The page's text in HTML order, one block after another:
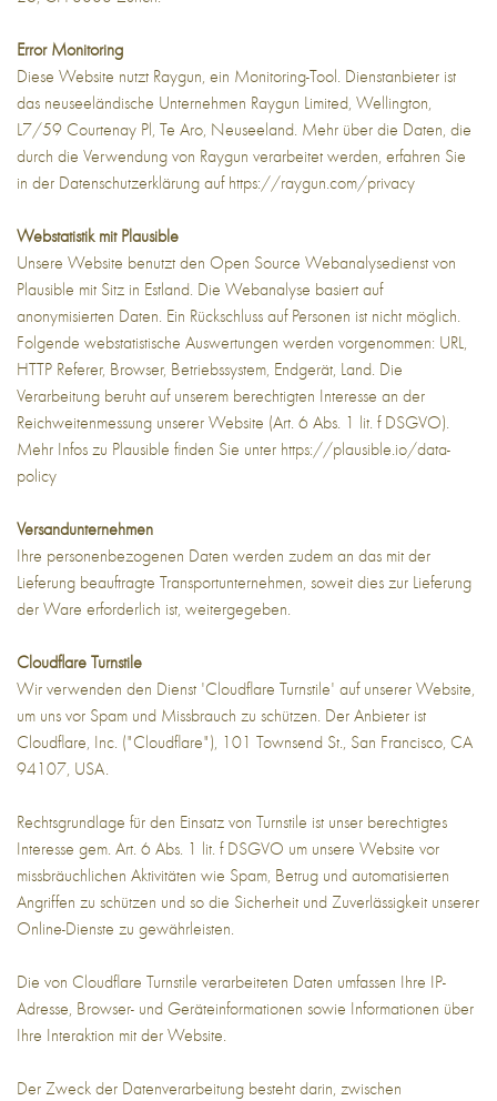
Error Monitoring
Diese Website nutzt Raygun, ein Monitoring-Tool. Dienstanbieter ist
das neuseeländische Unternehmen Raygun Limited, Wellington,
L7/59 Courtenay Pl, Te Aro, Neuseeland. Mehr über die Daten, die
durch die Verwendung von Raygun verarbeitet werden, erfahren Sie
in der Datenschutzerklärung auf https://raygun.com/privacy
Webstatistik mit Plausible
Unsere Website benutzt den Open Source Webanalysedienst von
Plausible mit Sitz in Estland. Die Webanalyse basiert auf
anonymisierten Daten. Ein Rückschluss auf Personen ist nicht möglich.
Folgende webstatistische Auswertungen werden vorgenommen: URL,
HTTP Referer, Browser, Betriebssystem, Endgerät, Land. Die
Verarbeitung beruht auf unserem berechtigten Interesse an der
Reichweitenmessung unserer Website (Art. 6 Abs. 1 lit. f DSGVO).
Mehr Infos zu Plausible finden Sie unter https://plausible.io/data-
policy
Versandunternehmen
Ihre personenbezogenen Daten werden zudem an das mit der
Lieferung beauftragte Transportunternehmen, soweit dies zur Lieferung
der Ware erforderlich ist, weitergegeben.
Cloudflare Turnstile
Wir verwenden den Dienst 'Cloudflare Turnstile' auf unserer Website,
um uns vor Spam und Missbrauch zu schützen. Der Anbieter ist
Cloudflare, Inc. ("Cloudflare"), 101 Townsend St., San Francisco, CA
94107, USA.
Rechtsgrundlage für den Einsatz von Turnstile ist unser berechtigtes
Interesse gem. Art. 6 Abs. 1 lit. f DSGVO um unsere Website vor
missbräuchlichen Aktivitäten wie Spam, Betrug und automatisierten
Angriffen zu schützen und so die Sicherheit und Zuverlässigkeit unserer
Online-Dienste zu gewährleisten.
Die von Cloudflare Turnstile verarbeiteten Daten umfassen Ihre IP-
Adresse, Browser- und Geräteinformationen sowie Informationen über
Ihre Interaktion mit der Website.
Der Zweck der Datenverarbeitung besteht darin, zwischen